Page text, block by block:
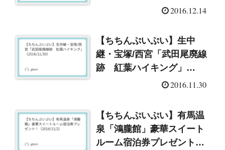
2016.12.14
【ちちんぷいぷい】生中
継・宝塚/西宮「武田尾廃線
跡 紅葉ハイキング」
2016.11.30
【ちちんぷいぷい】有馬温
泉「鴻朧館」豪華スイート
ルーム宿泊券プレゼント！